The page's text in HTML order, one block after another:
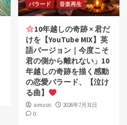
バラード 音楽再生
10年越しの奇跡 × 君だ
けを【YouTube MIX】英
語バージョン｜今度こそ
君の側から離れない」10
年越しの奇跡を描く感動
の恋愛バラード、【泣け
る曲】
aimusic
2026年7月31日
0